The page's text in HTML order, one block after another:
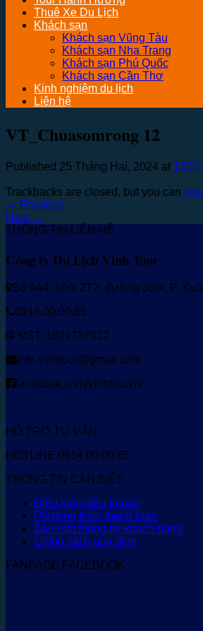
Thuê Xe Du Lịch
Khách sạn
Khách sạn Vũng Tàu
Khách sạn Nha Trang
Khách sạn Phú Quốc
Khách sạn Cần Thơ
Kinh nghiệm du lịch
Liên hệ
VT_Chuasomrong 12
Published 25 Tháng Hai, 2024 at 1200
Trackbacks are closed, but you can
← Previous
Next →
THÔNG TIN LIÊN HỆ
Công ty Du Lịch Vinh Tour
Số 9A4, hẻm 2T2, đường 30/4, P.
0914.00.00.65
MST: 1801737622
info.vinhtour@gmail.com
facebook.com/vinhtourvn/
HỖ TRỢ TƯ VẤN
HOTLINE 0914.00.00.65
THÔNG TIN CẦN BIẾT
Điều kiện điều khoản
Phương thức thanh toán
Bảo mật thông tin khách hàng
Chính sách quy định
FANPAGE FACEBOOK